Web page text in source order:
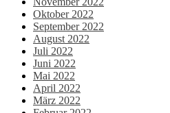
Oktober 2022
September 2022
August 2022
Juli 2022
Juni 2022
Mai 2022
April 2022
März 2022